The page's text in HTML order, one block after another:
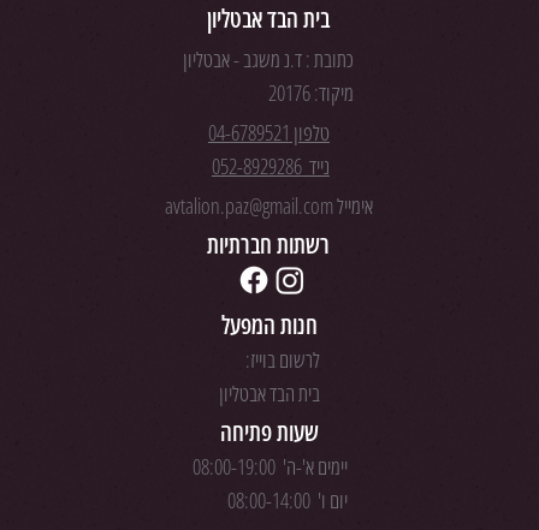
בית הבד אבטליון
כתובת :ד.נ משגב - אבטליון
מיקוד: 20176
טלפון 04-6789521
נייד 052-8929286
אימיילavtalion.paz@gmail.com
רשתות חברתיות
חנות המפעל
לרשום בוייז:
בית הבד אבטליון
שעות פתיחה
יימים א'-ה' 08:00-19:00
יום ו' 08:00-14:00